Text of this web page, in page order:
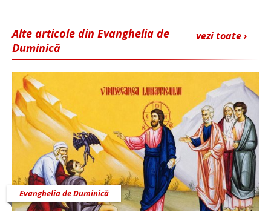
vezi toate ›
Alte articole din Evanghelia de
Duminică
Evanghelia de Duminică